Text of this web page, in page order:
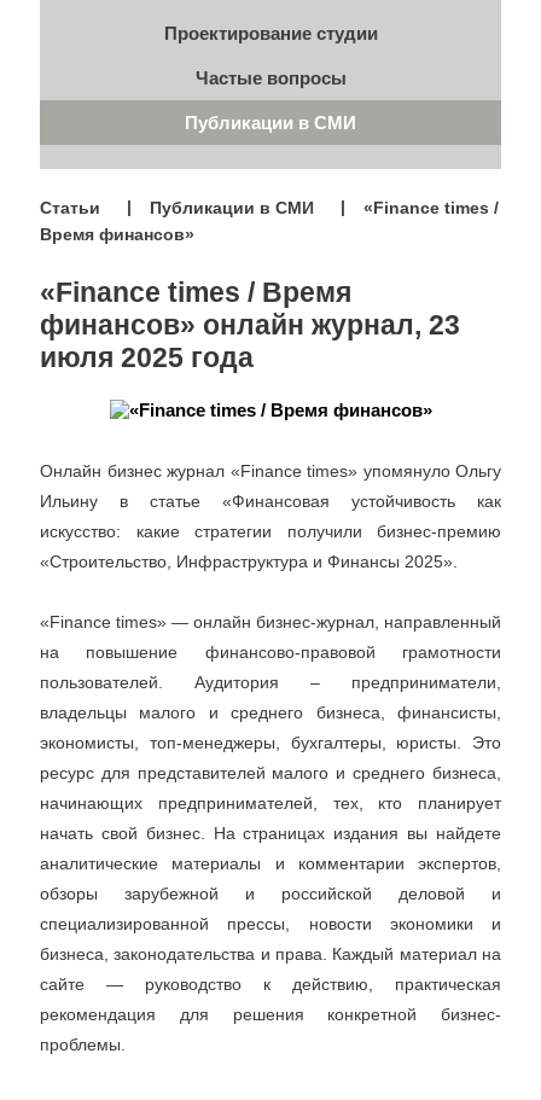
Проектирование студии
Частые вопросы
Публикации в СМИ
Статьи Публикации в СМИ
«Finance times /
Время финансов»
«Finance times / Время
финансов» онлайн журнал, 23
июля 2025 года
Онлайн бизнес журнал «Finance times» упомянуло Ольгу
Ильину в статье «Финансовая устойчивость как
искусство: какие стратегии получили бизнес-премию
«Строительство, Инфраструктура и Финансы 2025».
«Finance times» — онлайн бизнес-журнал, направленный
на повышение финансово-правовой грамотности
пользователей. Аудитория – предприниматели,
владельцы малого и среднего бизнеса, финансисты,
экономисты, топ-менеджеры, бухгалтеры, юристы. Это
ресурс для представителей малого и среднего бизнеса,
начинающих предпринимателей, тех, кто планирует
начать свой бизнес. На страницах издания вы найдете
аналитические материалы и комментарии экспертов,
обзоры зарубежной и российской деловой и
специализированной прессы, новости экономики и
бизнеса, законодательства и права. Каждый материал на
сайте — руководство к действию, практическая
рекомендация для решения конкретной бизнес-
проблемы.